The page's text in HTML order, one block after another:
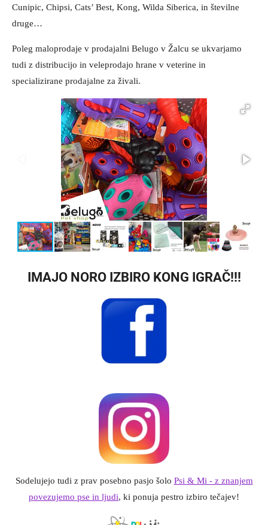
Cunipic, Chipsi, Cats’ Best, Kong, Wilda Siberica, in številne
druge…
Poleg maloprodaje v prodajalni Belugo v Žalcu se ukvarjamo
tudi z distribucijo in veleprodajo hrane v veterine in
specializirane prodajalne za živali.
IMAJO NORO IZBIRO KONG IGRAČ!!!
Sodelujejo tudi z prav posebno pasjo šolo Psi & Mi - z znanjem
povezujemo pse in ljudi, ki ponuja pestro izbiro tečajev!